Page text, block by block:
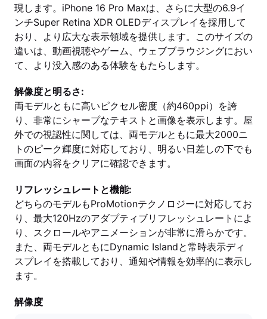
現します。iPhone 16 Pro Maxは、さらに大型の6.9イ
ンチSuper Retina XDR OLEDディスプレイを採用して
おり、より広大な表示領域を提供します。このサイズの
違いは、動画視聴やゲーム、ウェブブラウジングにおい
て、より没入感のある体験をもたらします。
解像度と明るさ:
両モデルともに高いピクセル密度（約460ppi）を誇
り、非常にシャープなテキストと画像を表示します。屋
外での視認性に関しては、両モデルともに最大2000ニ
トのピーク輝度に対応しており、明るい日差しの下でも
画面の内容をクリアに確認できます。
リフレッシュレートと機能:
どちらのモデルもProMotionテクノロジーに対応してお
り、最大120Hzのアダプティブリフレッシュレートによ
り、スクロールやアニメーションが非常に滑らかです。
また、両モデルともにDynamic Islandと常時表示ディ
スプレイを搭載しており、通知や情報を効率的に表示し
ます。
解像度